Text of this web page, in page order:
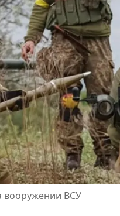
вооружении ВСУ